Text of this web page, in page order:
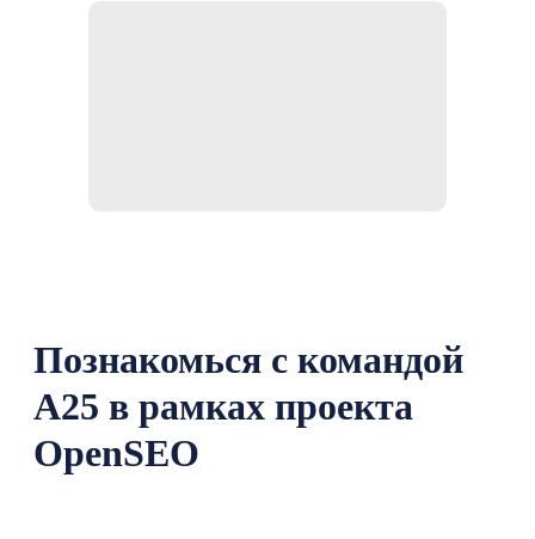
Познакомься с командой
А25 в рамках проекта
OpenSEO